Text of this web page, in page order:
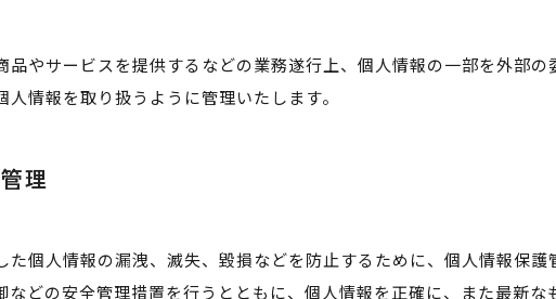
品やサービスを提供するなどの業務遂行上、個人情報の一部を外部
情報を取り扱うように管理いたします。
理
た個人情報の漏洩、滅失、毀損などを防止するために、個人情報保
などの安全管理措置を行うとともに、個人情報を正確に、また最新な